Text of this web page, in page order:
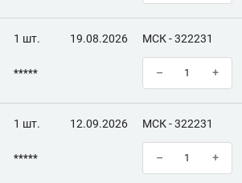
1 шт. 19.08.2026 МСК - 322231
***** – +
1 шт. 12.09.2026 МСК - 322231
***** – +